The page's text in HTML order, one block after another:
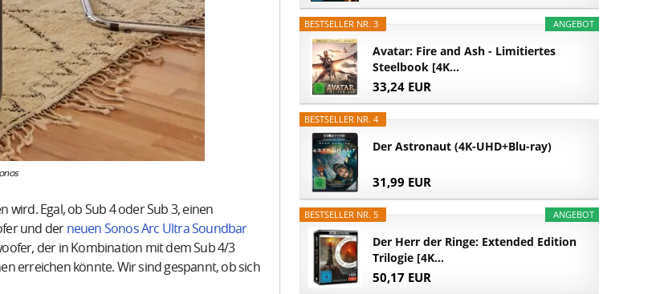
Egal, ob Sub 4 oder Sub 3, einen
und der neuen Sonos Arc Ultra Soundbar
der in Kombination mit dem Sub 4/3
erreichen könnte. Wir sind gespannt, ob sich
ANGEBOT
BESTSELLER NR. 3
Avatar: Fire and Ash - Limitiertes
Steelbook [4K...
33,24 EUR
BESTSELLER NR. 4
Der Astronaut (4K-UHD+Blu-ray)
31,99 EUR
ANGEBOT
BESTSELLER NR. 5
Der Herr der Ringe: Extended Edition
Trilogie [4K...
50,17 EUR